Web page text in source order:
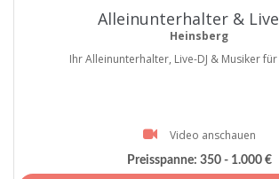
Alleinunterhalter &
Heinsberg
Ihr Alleinunterhalter, Live-DJ & Musiker
Video anschauen
Preisspanne: 350 - 1.000 €